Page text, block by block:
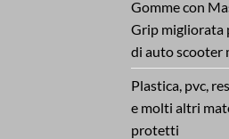
Gomme con
Grip migliorata
di auto scooter
Plastica, pvc,
e molti altri
protetti